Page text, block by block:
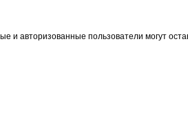
и авторизованные пользователи могут